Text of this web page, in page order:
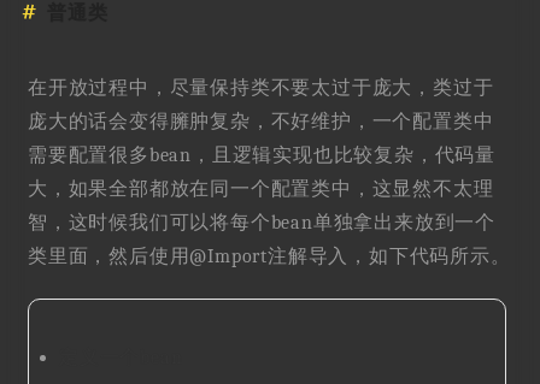
在开放过程中，尽量保持类不要太过于庞大，类过于
庞大的话会变得臃肿复杂，不好维护，一个配置类中
需要配置很多bean，且逻辑实现也比较复杂，代码量
大，如果全部都放在同一个配置类中，这显然不太理
智，这时候我们可以将每个bean单独拿出来放到一个
类里面，然后使用@Import注解导入，如下代码所示。